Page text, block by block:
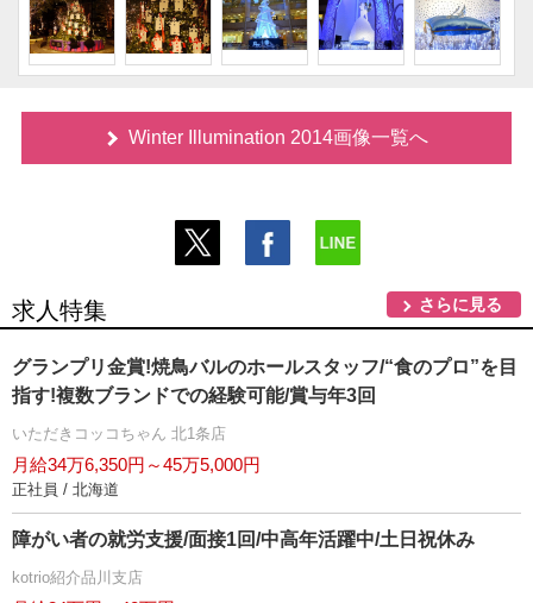
Winter Illumination 2014画像一覧へ
求人特集 さらに見る
グランプリ金賞!焼鳥バルのホールスタッフ/“食のプロ”を目
指す!複数ブランドでの経験可能/賞与年3回
いただきコッコちゃん 北1条店
月給34万6,350円～45万5,000円
正社員 / 北海道
障がい者の就労支援/面接1回/中高年活躍中/土日祝休み
kotrio紹介品川支店